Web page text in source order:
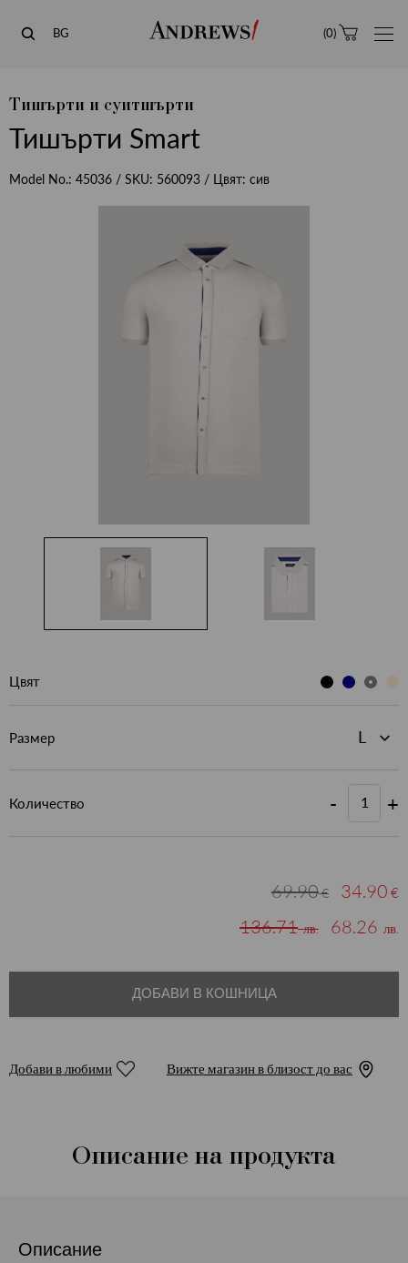
Andrews
BG (0)
Тишърти и суитшърти
Тишърти Smart
Model No.: 45036 / SKU: 560093 / Цвят: сив
Цвят
Размер
Количество - +
69.90€ 34.90 €
136.71лв. 68.26 лв.
ДОБАВИ В КОШНИЦА
Добави в любими Вижте магазин в близост до вас
Описание на продукта
Описание